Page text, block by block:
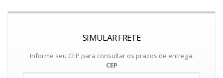
SIMULAR FRETE
Informe seu CEP para consultar os prazos de entrega.
CEP